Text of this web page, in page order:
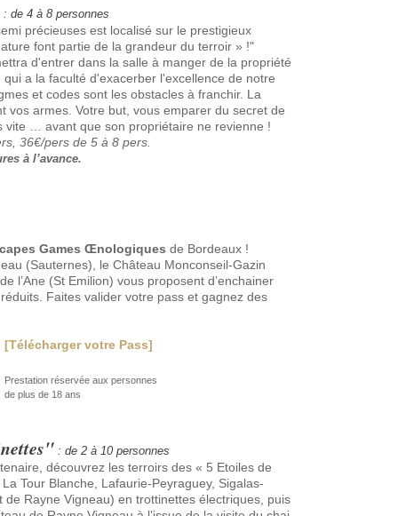
: de 4 à 8 personnes
précieuses est localisé sur le prestigieux
font partie de la grandeur du terroir » !"
d'entrer dans la salle à manger de la propriété
a la faculté d'exacerber l'excellence de notre
et codes sont les obstacles à franchir. La
vos armes. Votre but, vous emparer du secret de
vite … avant que son propriétaire ne revienne !
36€/pers de 5 à 8 pers.
à l’avance.
Games Œnologiques de Bordeaux !
(Sauternes), le Château Monconseil-Gazin
l’Ane (St Emilion) vous proposent d’enchainer
Faites valider votre pass et gagnez des
[Télécharger votre Pass]
Prestation réservée aux personnes
de plus de 18 ans
: de 2 à 10 personnes
découvrez les terroirs des « 5 Etoiles de
Tour Blanche, Lafaurie-Peyraguey, Sigalas-
de Rayne Vigneau) en trottinettes électriques, puis